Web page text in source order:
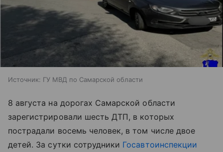
Источник: ГУ МВД по Самарской области
8 августа на дорогах Самарской области
зарегистрировали шесть ДТП, в которых
пострадали восемь человек, в том числе двое
детей. За сутки сотрудники Госавтоинспекции